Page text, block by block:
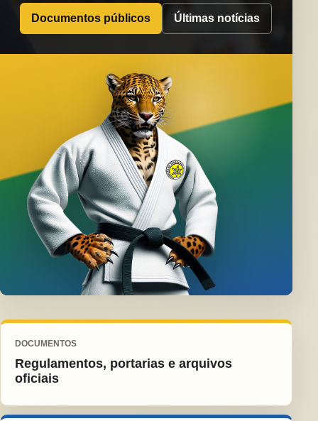
Documentos públicos Últimas notícias
DOCUMENTOS
Regulamentos, portarias e arquivos
oficiais